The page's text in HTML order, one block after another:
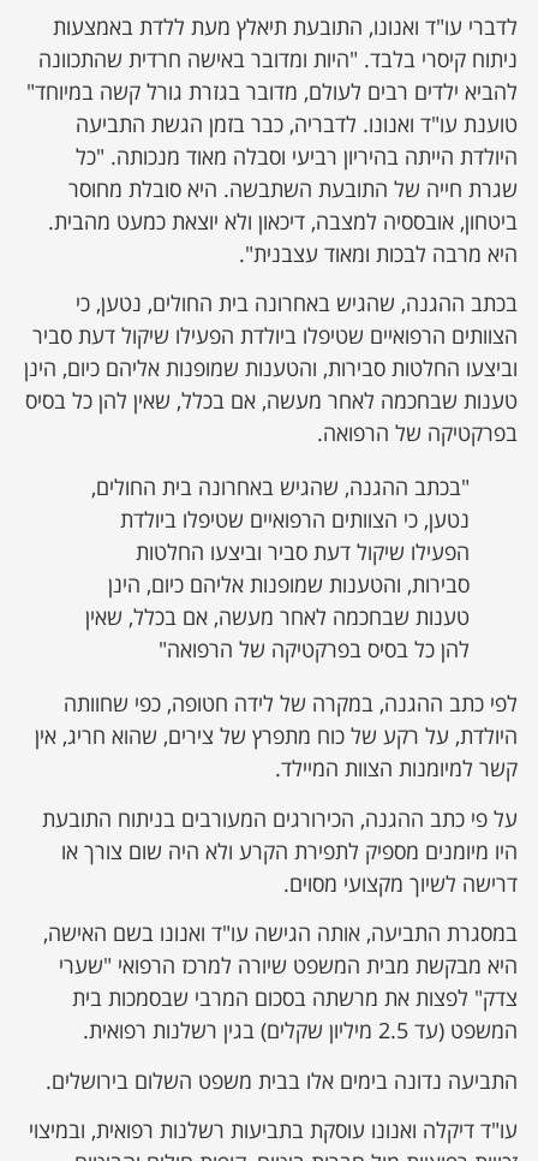
לדברי עו"ד ואנונו, התובעת תיאלץ מעת ללדת באמצעות
ניתוח קיסרי בלבד. "היות ומדובר באישה חרדית שהתכוונה
להביא ילדים רבים לעולם, מדובר בגזרת גורל קשה במיוחד"
טוענת עו"ד ואנונו. לדבריה, כבר בזמן הגשת התביעה
היולדת הייתה בהיריון רביעי וסבלה מאוד מנכותה. "כל
שגרת חייה של התובעת השתבשה. היא סובלת מחוסר
ביטחון, אובססיה למצבה, דיכאון ולא יוצאת כמעט מהבית.
היא מרבה לבכות ומאוד עצבנית".
בכתב ההגנה, שהגיש באחרונה בית החולים, נטען, כי
הצוותים הרפואיים שטיפלו ביולדת הפעילו שיקול דעת סביר
וביצעו החלטות סבירות, והטענות שמופנות אליהם כיום, הינן
טענות שבחכמה לאחר מעשה, אם בכלל, שאין להן כל בסיס
בפרקטיקה של הרפואה.
"בכתב ההגנה, שהגיש באחרונה בית החולים,
נטען, כי הצוותים הרפואיים שטיפלו ביולדת
הפעילו שיקול דעת סביר וביצעו החלטות
סבירות, והטענות שמופנות אליהם כיום, הינן
טענות שבחכמה לאחר מעשה, אם בכלל, שאין
להן כל בסיס בפרקטיקה של הרפואה"
לפי כתב ההגנה, במקרה של לידה חטופה, כפי שחוותה
היולדת, על רקע של כוח מתפרץ של צירים, שהוא חריג, אין
קשר למיומנות הצוות המיילד.
על פי כתב ההגנה, הכירורגים המעורבים בניתוח התובעת
היו מיומנים מספיק לתפירת הקרע ולא היה שום צורך או
דרישה לשיוך מקצועי מסוים.
במסגרת התביעה, אותה הגישה עו"ד ואנונו בשם האישה,
היא מבקשת מבית המשפט שיורה למרכז הרפואי "שערי
צדק" לפצות את מרשתה בסכום המרבי שבסמכות בית
המשפט (עד 2.5 מיליון שקלים) בגין רשלנות רפואית.
התביעה נדונה בימים אלו בבית משפט השלום בירושלים.
עו"ד דיקלה ואנונו עוסקת בתביעות רשלנות רפואית, ובמיצוי